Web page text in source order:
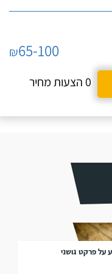
₪65-100
0 הצעות מחיר
על פרקט גושני